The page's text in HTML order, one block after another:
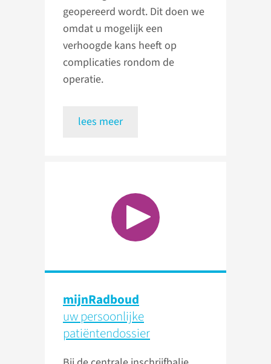
geopereerd wordt. Dit doen we
omdat u mogelijk een
verhoogde kans heeft op
complicaties rondom de
operatie.
lees meer
mijnRadboud
uw persoonlijke
patiënten­dossier